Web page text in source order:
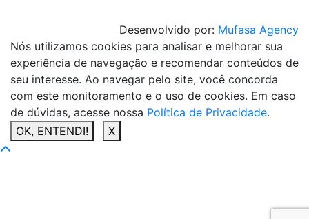
Desenvolvido por: Mufasa Agency
Nós utilizamos cookies para analisar e melhorar sua
experiência de navegação e recomendar conteúdos de
seu interesse. Ao navegar pelo site, você concorda
com este monitoramento e o uso de cookies. Em caso
de dúvidas, acesse nossa Política de Privacidade.
OK, ENTENDI!
X